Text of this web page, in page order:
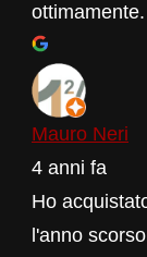
Mauro Neri
4 anni fa
Ho
l'anno